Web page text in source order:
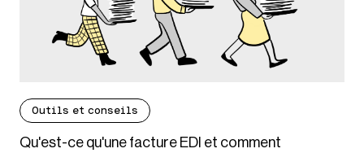
Outils et conseils
Qu'est-ce qu'une facture EDI et comment